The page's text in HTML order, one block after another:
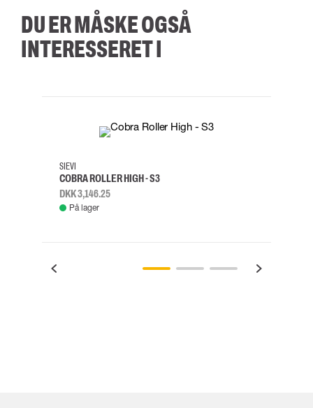
DU ER MÅSKE OGSÅ
INTERESSERET I
38
SIEVI
COBRA ROLLER HIGH - S3
DKK 3,146.25
På lager